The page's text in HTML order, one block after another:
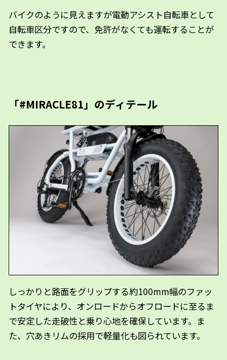
バイクのように見えますが電動アシスト自転車として
自転車区分ですので、免許がなくても運転することが
できます。
「#MIRACLE81」のディテール
しっかりと路面をグリップする約100mm幅のファッ
トタイヤにより、オンロードからオフロードに至るま
で安定した走破性と乗り心地を確保しています。ま
た、穴あきリムの採用で軽量化も図られています。